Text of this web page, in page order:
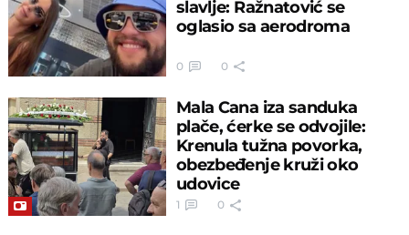
slavlje: Ražnatović se
oglasio sa aerodroma
0 0
Mala Cana iza sanduka
plače, ćerke se odvojile:
Krenula tužna povorka,
obezbeđenje kruži oko
udovice
1 0